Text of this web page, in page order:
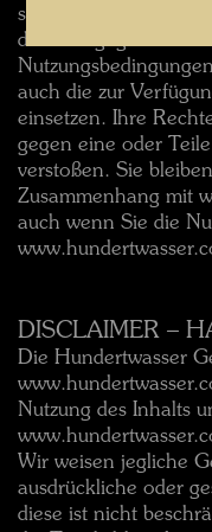
sperren oder
dass Sie gegen eine
auch die zur
einsetzen. Ihre
gegen eine oder
verstoßen. Sie
Zusammenhang mit
auch wenn Sie die
DISCLAIMER –
Die Hundertwasser
Nutzung des Inhalts
Wir weisen jegliche
ausdrückliche oder
diese ist nicht